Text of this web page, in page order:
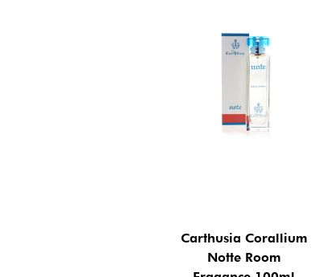
Carthusia Corallium
Notte Room